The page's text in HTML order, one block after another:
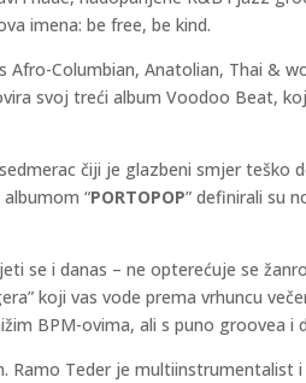
imena: be free, be kind.
Afro-Columbian, Anatolian, Thai &
svoj treći album Voodoo Beat,
čiji je glazbeni smjer teško
“PORTOPOP” definirali su
se i danas – ne opterećuje se
koji vas vode prema vrhuncu
BPM-ovima, ali s puno groovea i
Ramo Teder je